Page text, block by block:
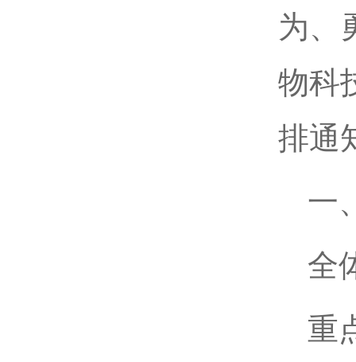
为、
物科
排通
一
全
重